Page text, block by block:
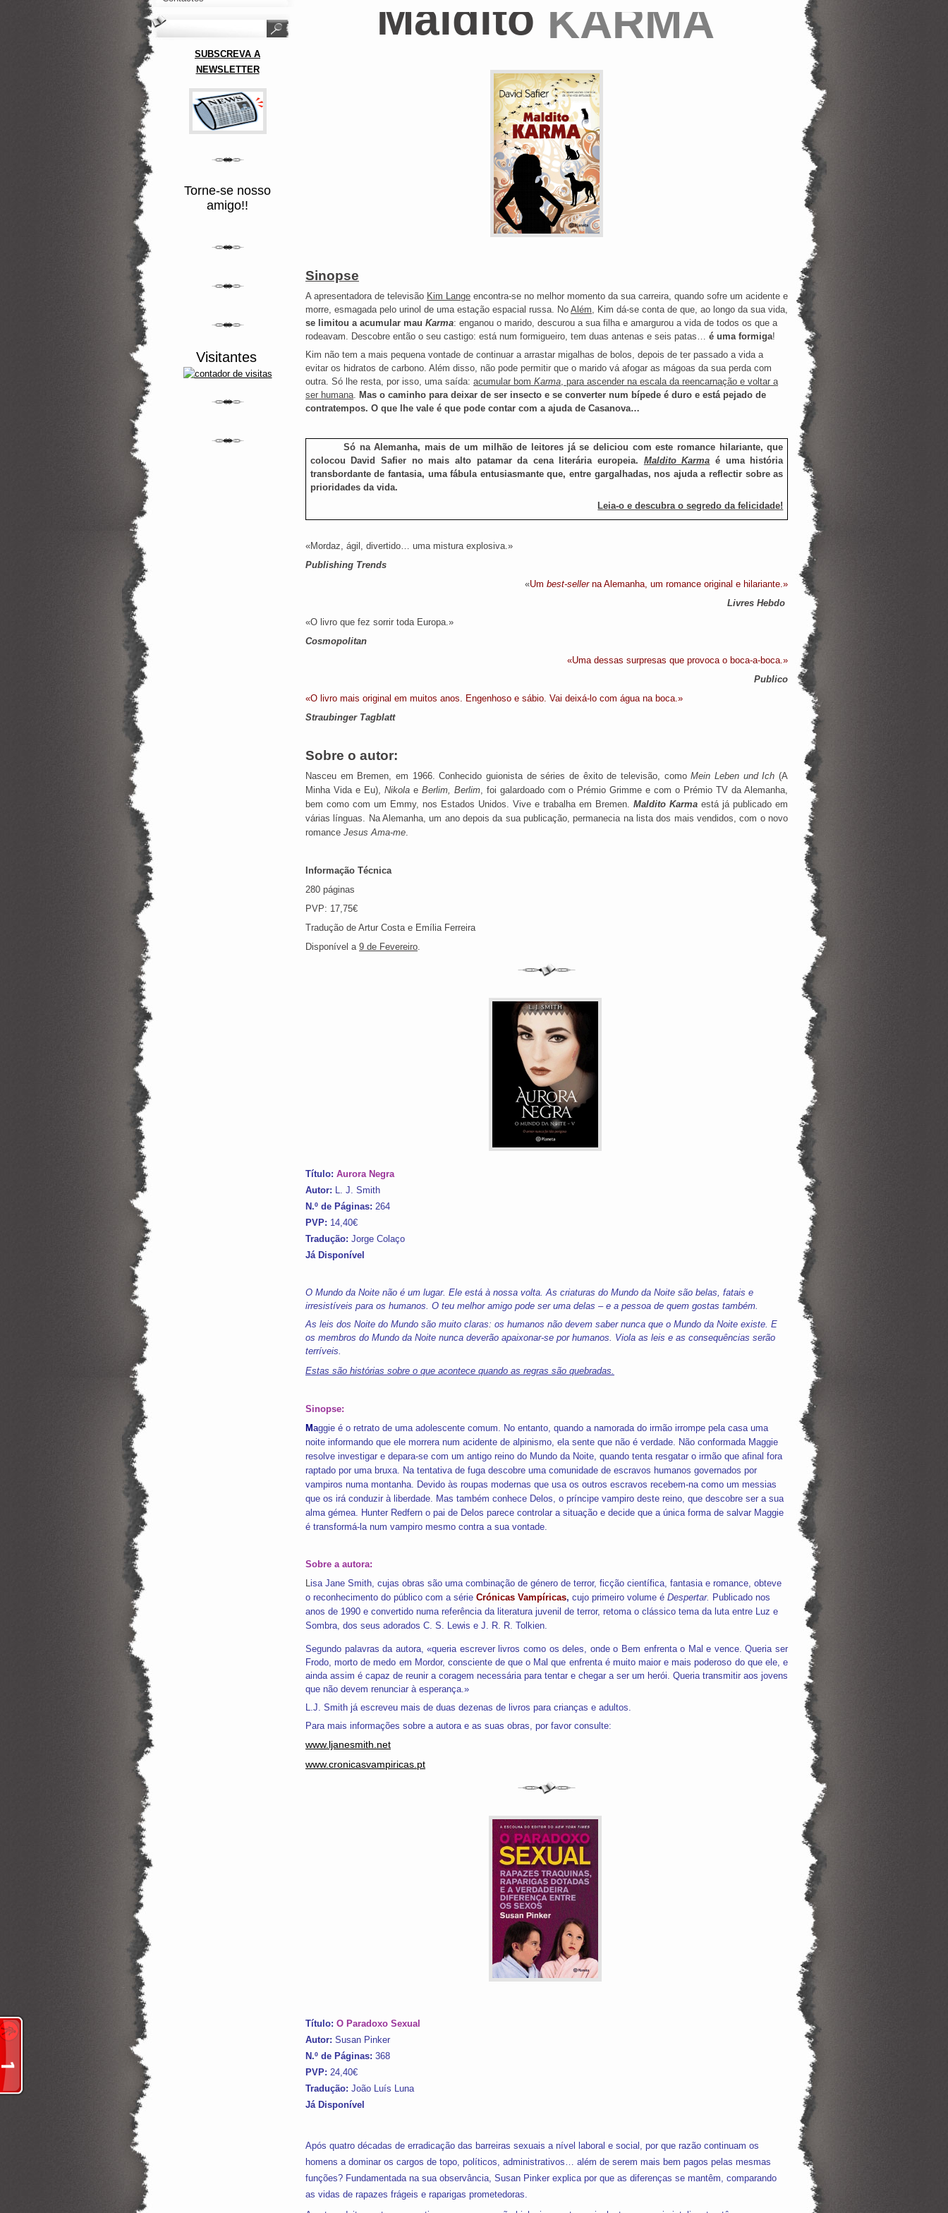
Maldito KARMA
Sinopse
A apresentadora de televisão Kim Lange encontra-se no melhor momento da sua carreira, quando sofre um acidente e
morre, esmagada pelo urinol de uma estação espacial russa. No Além, Kim dá-se conta de que, ao longo da sua vida,
se limitou a acumular mau Karma: enganou o marido, descurou a sua filha e amargurou a vida de todos os que a
rodeavam. Descobre então o seu castigo: está num formigueiro, tem duas antenas e seis patas… é uma formiga!
Kim não tem a mais pequena vontade de continuar a arrastar migalhas de bolos, depois de ter passado a vida a
evitar os hidratos de carbono. Além disso, não pode permitir que o marido vá afogar as mágoas da sua perda com
outra. Só lhe resta, por isso, uma saída: acumular bom Karma, para ascender na escala da reencarnação e voltar a
ser humana. Mas o caminho para deixar de ser insecto e se converter num bípede é duro e está pejado de
contratempos. O que lhe vale é que pode contar com a ajuda de Casanova…
Só na Alemanha, mais de um milhão de leitores já se deliciou com este romance hilariante, que
colocou David Safier no mais alto patamar da cena literária europeia. Maldito Karma é uma história
transbordante de fantasia, uma fábula entusiasmante que, entre gargalhadas, nos ajuda a reflectir sobre as
prioridades da vida.
Leia-o e descubra o segredo da felicidade!
«Mordaz, ágil, divertido… uma mistura explosiva.»
Publishing Trends
«Um best-sellerna Alemanha, um romance original e hilariante.»
Livres Hebdo
«O livro que fez sorrir toda Europa.»
Cosmopolitan
«Uma dessas surpresas que provoca o boca-a-boca.»
Publico
«O livro mais original em muitos anos. Engenhoso e sábio. Vai deixá-lo com água na boca.»
Straubinger Tagblatt
Sobre o autor:
Nasceu em Bremen, em 1966. Conhecido guionista de séries de êxito de televisão, comoMein Leben und Ich(A
Minha Vida e Eu), Nikola e Berlim, Berlim, foi galardoado com o Prémio Grimme e com o Prémio TV da Alemanha,
bem como com um Emmy, nos Estados Unidos. Vive e trabalha em Bremen. Maldito Karma está já publicado em
várias línguas. Na Alemanha, um ano depois da sua publicação, permanecia na lista dos mais vendidos, com o novo
romance Jesus Ama-me
Informação Técnica
280 páginas
PVP: 17,75€
Tradução de Artur Costa e Emília Ferreira
Disponível a 9 de Fevereiro
Título: Aurora Negra
Autor: L. J. Smith
N.º de Páginas: 264
PVP: 14,40€
Tradução: Jorge Colaço
Já Disponível
O Mundo da Noite não é um lugar. Ele está à nossa volta. As criaturas do Mundo da Noite são belas, fatais e
irresistíveis para os humanos. O teu melhor amigo pode ser uma delas – e a pessoa de quem gostas também.
As leis dos Noite do Mundo são muito claras: os humanos não devem saber nunca que o Mundo da Noite existe. E
os membros do Mundo da Noite nunca deverão apaixonar-se por humanos. Viola as leis e as consequências serão
terríveis.
Estas são histórias sobre o que acontece quando as regras são quebradas.
Sinopse:
Maggie é o retrato de uma adolescente comum. No entanto, quando a namorada do irmão irrompe pela casa uma
noite informando que ele morrera num acidente de alpinismo, ela sente que não é verdade. Não conformada Maggie
resolve investigar e depara-se com um antigo reino do Mundo da Noite, quando tenta resgatar o irmão que afinal fora
raptado por uma bruxa. Na tentativa de fuga descobre uma comunidade de escravos humanos governados por
vampiros numa montanha. Devido às roupas modernas que usa os outros escravos recebem-na como um messias
que os irá conduzir à liberdade. Mas também conhece Delos, o príncipe vampiro deste reino, que descobre ser a sua
alma gémea. Hunter Redfern o pai de Delos parece controlar a situação e decide que a única forma de salvar Maggie
é transformá-la num vampiro mesmo contra a sua vontade.
Sobre a autora:
isa Jane Smith, cujas obras são uma combinação de género de terror, ficção científica, fantasia e romance, obteve
o reconhecimento do público com a série Crónicas Vampíricas, cujo primeiro volume é Despertar. Publicado nos
anos de 1990 e convertido numa referência da literatura juvenil de terror, retoma o clássico tema da luta entre Luz e
Sombra, dos seus adorados C. S. Lewis e J. R. R. Tolkien.
Segundo palavras da autora, «queria escrever livros como os deles, onde o Bem enfrenta o Mal e vence. Queria ser
Frodo, morto de medo em Mordor, consciente de que o Mal que enfrenta é muito maior e mais poderoso do que ele, e
ainda assim é capaz de reunir a coragem necessária para tentar e chegar a ser um herói. Queria transmitir aos jovens
que não devem renunciar à esperança.»
L.J. Smith já escreveu mais de duas dezenas de livros para crianças e adultos.
Para mais informações sobre a autora e as suas obras, por favor consulte:
www.ljanesmith.net
www.cronicasvampiricas.pt
Título: O Paradoxo Sexual
Autor: Susan Pinker
N.º de Páginas: 368
PVP: 24,40€
Tradução: João Luís Luna
Já Disponível
Após quatro décadas de erradicação das barreiras sexuais a nível laboral e social, por que razão continuam os
homens a dominar os cargos de topo, políticos, administrativos… além de serem mais bem pagos pelas mesmas
funções? Fundamentada na sua observância, Susan Pinker explica por que as diferenças se mantêm, comparando
as vidas de rapazes frágeis e raparigas prometedoras.
SUBSCREVA A
NEWSLETTER
Torne-se nosso
amigo!!
Visitantes